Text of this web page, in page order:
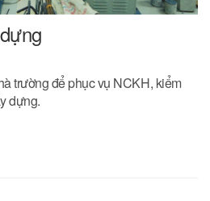
trường để phục vụ NCKH, kiểm
dựng.